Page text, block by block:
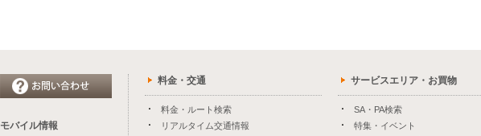
モバイル情報
料金・交通
料金・ルート検索
リアルタイム交通情報
サービスエリア・お買物
SA・PA検索
特集・イベント